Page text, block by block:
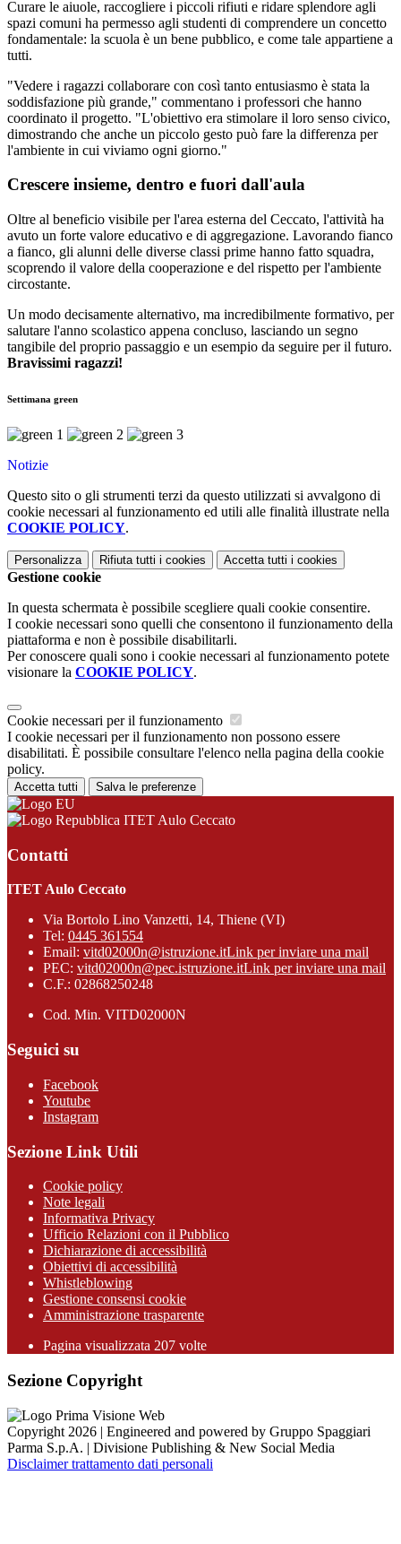
Curare le aiuole, raccogliere i piccoli rifiuti e ridare splendore agli
spazi comuni ha permesso agli studenti di comprendere un concetto
fondamentale: la scuola è un bene pubblico, e come tale appartiene a
tutti.
"Vedere i ragazzi collaborare con così tanto entusiasmo è stata la
soddisfazione più grande," commentano i professori che hanno
coordinato il progetto. "L'obiettivo era stimolare il loro senso civico,
dimostrando che anche un piccolo gesto può fare la differenza per
l'ambiente in cui viviamo ogni giorno."
Crescere insieme, dentro e fuori dall'aula
Oltre al beneficio visibile per l'area esterna del Ceccato, l'attività ha
avuto un forte valore educativo e di aggregazione. Lavorando fianco
a fianco, gli alunni delle diverse classi prime hanno fatto squadra,
scoprendo il valore della cooperazione e del rispetto per l'ambiente
circostante.
Un modo decisamente alternativo, ma incredibilmente formativo, per
salutare l'anno scolastico appena concluso, lasciando un segno
tangibile del proprio passaggio e un esempio da seguire per il futuro.
Bravissimi ragazzi!
Settimana green
Notizie
Questo sito o gli strumenti terzi da questo utilizzati si avvalgono di
cookie necessari al funzionamento ed utili alle finalità illustrate nella
COOKIE POLICY.
Personalizza Rifiuta tutti i cookies Accetta tutti i cookies
Gestione cookie
In questa schermata è possibile scegliere quali cookie consentire.
I cookie necessari sono quelli che consentono il funzionamento della
piattaforma e non è possibile disabilitarli.
Per conoscere quali sono i cookie necessari al funzionamento potete
visionare la COOKIE POLICY.
Cookie necessari per il funzionamento
I cookie necessari per il funzionamento non possono essere
disabilitati. È possibile consultare l'elenco nella pagina della cookie
policy.
Accetta tutti Salva le preferenze
ITET Aulo Ceccato
Contatti
ITET Aulo Ceccato
Via Bortolo Lino Vanzetti, 14, Thiene (VI)
Tel: 0445 361554
Email: vitd02000n@istruzione.itLink per inviare una mail
PEC: vitd02000n@pec.istruzione.itLink per inviare una mail
C.F.: 02868250248
Cod. Min. VITD02000N
Seguici su
Facebook
Youtube
Instagram
Sezione Link Utili
Cookie policy
Note legali
Informativa Privacy
Ufficio Relazioni con il Pubblico
Dichiarazione di accessibilità
Obiettivi di accessibilità
Whistleblowing
Gestione consensi cookie
Amministrazione trasparente
Pagina visualizzata 207 volte
Sezione Copyright
Copyright 2026 | Engineered and powered by Gruppo Spaggiari
Parma S.p.A. | Divisione Publishing & New Social Media
Disclaimer trattamento dati personali